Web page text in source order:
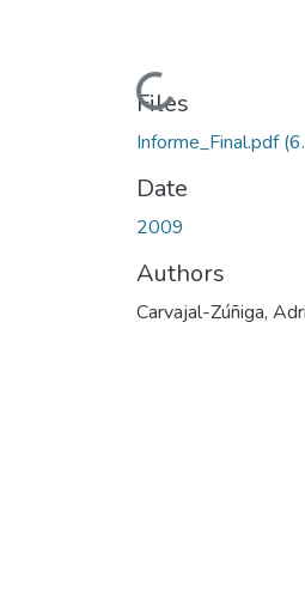
Loading...
Files
Informe_Final.pdf
Date
2009
Authors
Carvajal-Zúñiga,